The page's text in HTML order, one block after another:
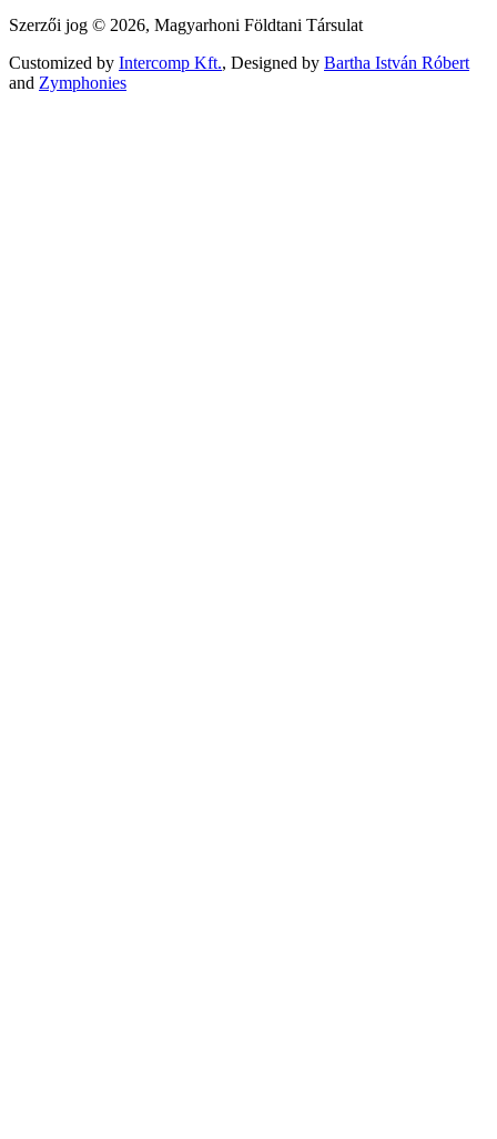
Szerzői jog © 2026, Magyarhoni Földtani Társulat
Customized by Intercomp Kft., Designed by Bartha István Róbert
and Zymphonies